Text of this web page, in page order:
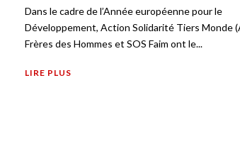
Dans le cadre de l’Année européenne pour le
Développement, Action Solidarité Tiers Monde
Frères des Hommes et SOS Faim ont le...
LIRE PLUS